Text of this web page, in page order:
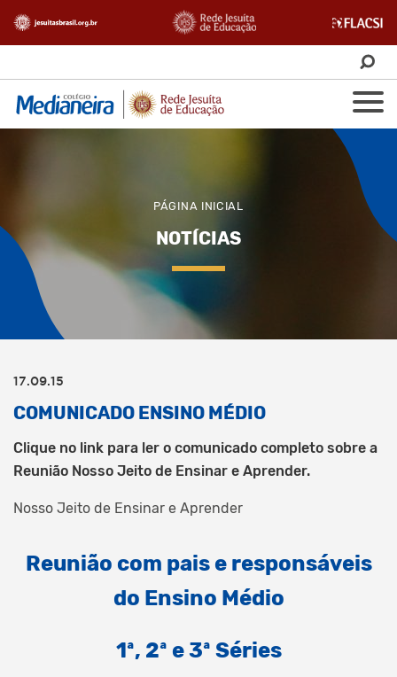
PÁGINA INICIAL
NOTÍCIAS
17.09.15
COMUNICADO ENSINO MÉDIO
Clique no link para ler o comunicado completo sobre a
Reunião Nosso Jeito de Ensinar e Aprender.
Nosso Jeito de Ensinar e Aprender
Reunião com pais e responsáveis
do Ensino Médio
1ª, 2ª e 3ª Séries